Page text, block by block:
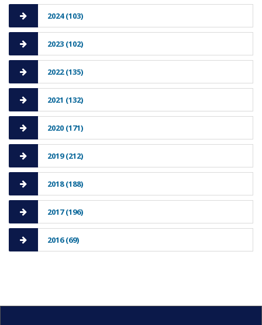
2024 (103)
2023 (102)
2022 (135)
2021 (132)
2020 (171)
2019 (212)
2018 (188)
2017 (196)
2016 (69)